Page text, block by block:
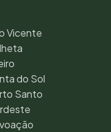
Vicente
do Sol
Santo